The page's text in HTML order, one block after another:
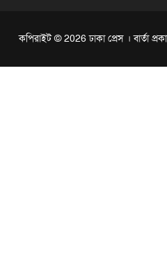
কপিরাইট © 2026 ঢাকা প্রেস । বার্তা